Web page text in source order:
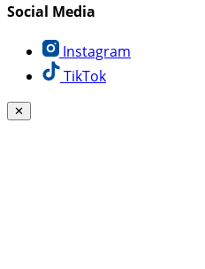
Social Media
Instagram
TikTok
✕